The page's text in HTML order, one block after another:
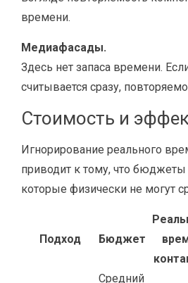
времени.
Медиафасады.
Здесь нет запаса времени.
считывается сразу,
Стоимость и
Игнорирование реального
приводит к тому, что бюджеты
которые физически не могут
Подход Бюджет
Средний